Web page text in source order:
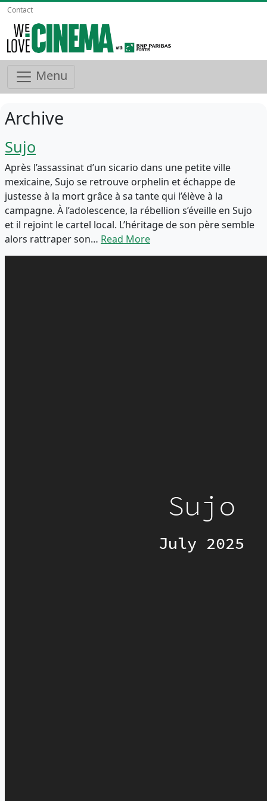
Contact
Menu
Archive
Sujo
Après l’assassinat d’un sicario dans une petite ville
mexicaine, Sujo se retrouve orphelin et échappe de
justesse à la mort grâce à sa tante qui l’élève à la
campagne. À l’adolescence, la rébellion s’éveille en Sujo
et il rejoint le cartel local. L’héritage de son père semble
alors rattraper son… Read More